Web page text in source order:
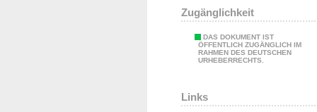
Zugänglichkeit
DAS DOKUMENT IST
ÖFFENTLICH ZUGÄNGLICH IM
RAHMEN DES DEUTSCHEN
URHEBERRECHTS.
Links